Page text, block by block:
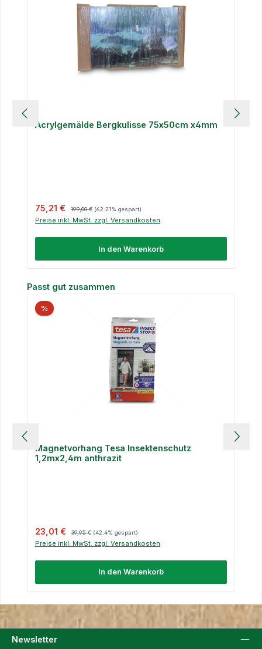
Acrylgemälde Bergkulisse 75x50cm x4mm
Verkaufspreis:
75,21 € 199,00 € (62.21% gespart)
Preise inkl. MwSt. zzgl. Versandkosten
In den Warenkorb
Produktgalerie überspringen
Passt gut zusammen
%
Magnetvorhang Tesa Insektenschutz
1,2mx2,4m anthrazit
Verkaufspreis:
23,01 € 39,95 € (42.4% gespart)
Preise inkl. MwSt. zzgl. Versandkosten
In den Warenkorb
Newsletter